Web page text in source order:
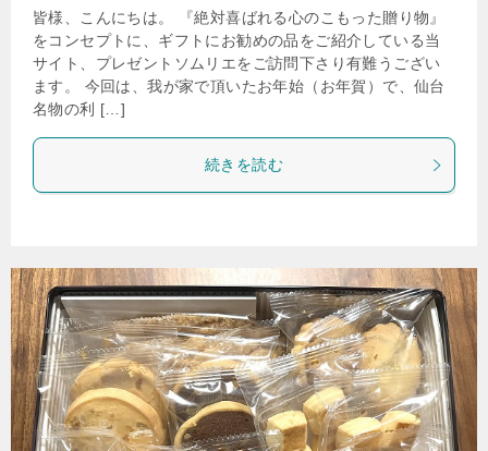
皆様、こんにちは。 『絶対喜ばれる心のこもった贈り物』
をコンセプトに、ギフトにお勧めの品をご紹介している当
サイト、プレゼントソムリエをご訪問下さり有難うござい
ます。 今回は、我が家で頂いたお年始（お年賀）で、仙台
名物の利 […]
続きを読む